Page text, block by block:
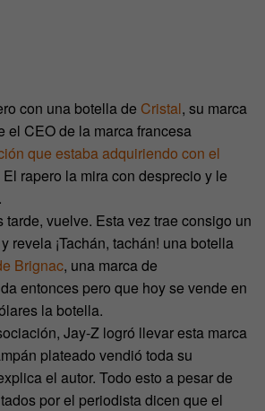
con una botella de Cristal, su marca
el CEO de la marca francesa
que estaba adquiriendo con el
El rapero la mira con desprecio y le
tarde, vuelve. Esta vez trae consigo un
revela ¡Tachán, tachán! una botella
Brignac, una marca de
entonces pero que hoy se vende en
la botella.
Jay-Z logró llevar esta marca
plateado vendió toda su
el autor. Todo esto a pesar de
por el periodista dicen que el